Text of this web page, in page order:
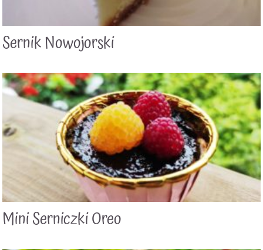
Sernik Nowojorski
Mini Serniczki Oreo